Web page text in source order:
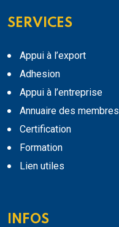
SERVICES
Appui à l’export
Adhesion
Appui à l’entreprise
Annuaire des membres
Certification
Formation
Lien utiles
INFOS